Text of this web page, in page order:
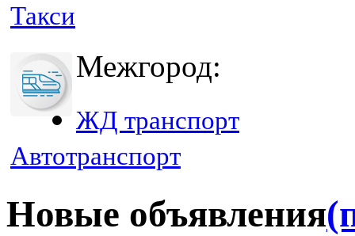
Такси
Межгород:
ЖД транспорт
Автотранспорт
Новые объявления